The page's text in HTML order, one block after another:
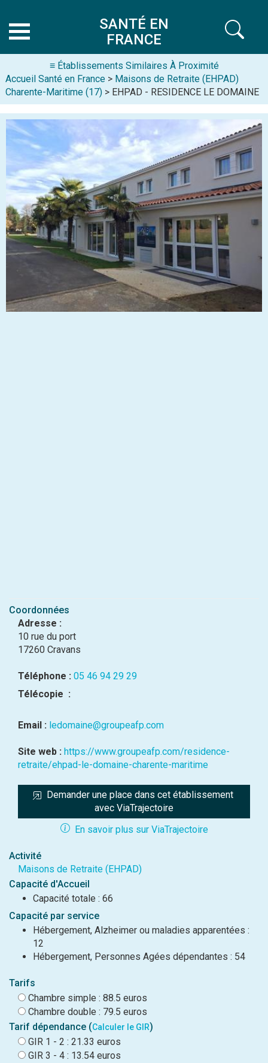
SANTÉ EN
FRANCE
≡ Établissements Similaires À Proximité
Accueil Santé en France > Maisons de Retraite (EHPAD)
Charente-Maritime (17) > EHPAD - RESIDENCE LE DOMAINE
Coordonnées
Adresse :
10 rue du port
17260 Cravans
Téléphone : 05 46 94 29 29
Télécopie :
Email : ledomaine@groupeafp.com
Site web : https://www.groupeafp.com/residence-
retraite/ehpad-le-domaine-charente-maritime
Demander une place dans cet établissement
avec ViaTrajectoire
En savoir plus sur ViaTrajectoire
Activité
Maisons de Retraite (EHPAD)
Capacité d'Accueil
Capacité totale : 66
Capacité par service
Hébergement, Alzheimer ou maladies apparentées :
12
Hébergement, Personnes Agées dépendantes : 54
Tarifs
Chambre simple : 88.5 euros
Chambre double : 79.5 euros
Tarif dépendance (Calculer le GIR)
GIR 1 - 2 : 21.33 euros
GIR 3 - 4 : 13.54 euros